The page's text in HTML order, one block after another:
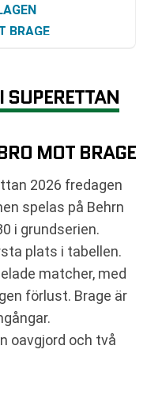
BRAGE
VS BRAGE
SUPERETTAN
MOT BRAGE
2026 fredagen
spelas på Behrn
i grundserien.
plats i tabellen.
matcher, med
förlust. Brage är
oavgjord och två